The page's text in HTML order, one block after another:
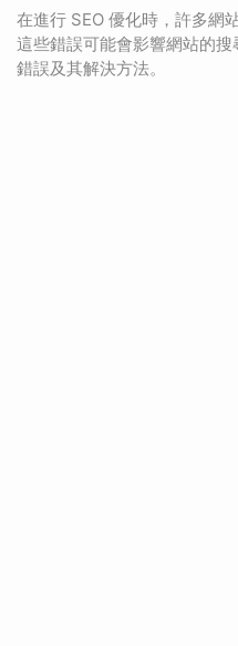
在進行 SEO 優化時，許多網
這些錯誤可能會影響網站的
錯誤及其解決方法。